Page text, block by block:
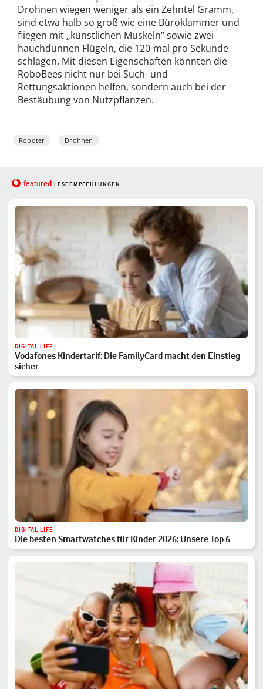
Drohnen wiegen weniger als ein Zehntel Gramm,
sind etwa halb so groß wie eine Büroklammer und
fliegen mit „künstlichen Muskeln“ sowie zwei
hauchdünnen Flügeln, die 120-mal pro Sekunde
schlagen. Mit diesen Eigenschaften könnten die
RoboBees nicht nur bei Such- und
Rettungsaktionen helfen, sondern auch bei der
Bestäubung von Nutzpflanzen.
Roboter Drohnen
featured LESEEMPFEHLUNGEN
DIGITAL LIFE
Vodafones Kindertarif: Die FamilyCard macht den Einstieg
sicher
DIGITAL LIFE
Die besten Smartwatches für Kinder 2026: Unsere Top 6